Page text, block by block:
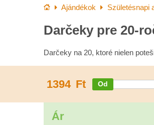
KezdőlapAjándékok Születésnapi
Darčeky pre 20-
Darčeky na 20, ktoré nielen
1394 Ft
Ár